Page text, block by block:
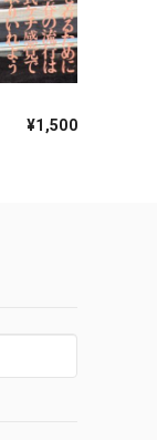
¥1,500